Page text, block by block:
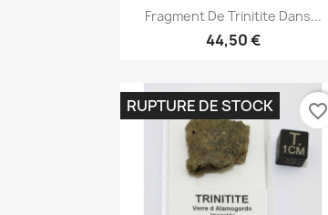
Aperçu rapide
Fragment De Trinitite Dans...
44,50 €
RUPTURE DE STOCK favorite_border